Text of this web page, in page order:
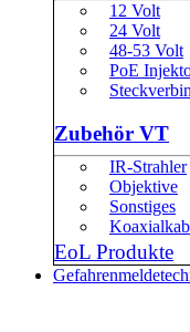
12 Volt
24 Volt
48-53 Volt
PoE
Zubehör VT
IR-Strahler
Objektive
Sonstiges
EoL Produkte